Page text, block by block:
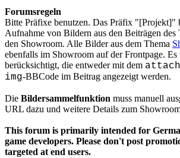
Forumsregeln
Bitte Präfixe benutzen. Das Präfix "[Projekt]"
Aufnahme von Bildern aus den Beiträgen des
den Showroom. Alle Bilder aus dem Thema
ebenfalls im Showroom auf der Frontpage.
berücksichtigt, die entweder mit dem
img-BBCode im Beitrag angezeigt werden.
Die Bildersammelfunktion muss manuell
URL dazu und weitere Details zum
This forum is primarily intended for
game developers. Please don't post
targeted at end users.